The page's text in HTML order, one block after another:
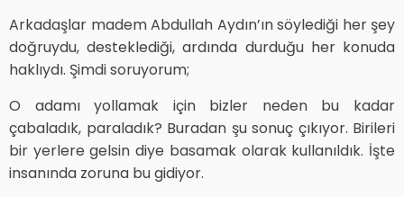
Arkadaşlar madem Abdullah Aydın’ın söylediği her şey
doğruydu, desteklediği, ardında durduğu her konuda
haklıydı. Şimdi soruyorum;
O adamı yollamak için bizler neden bu kadar
çabaladık, paraladık? Buradan şu sonuç çıkıyor. Birileri
bir yerlere gelsin diye basamak olarak kullanıldık. İşte
insanında zoruna bu gidiyor.